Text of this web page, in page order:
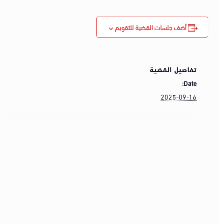
أضف جلسات القضية للتقويم
تفاصيل القضية
Date:
2025-09-16